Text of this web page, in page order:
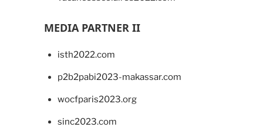
MEDIA PARTNER II
isth2022.com
p2b2pabi2023-makassar.com
wocfparis2023.org
sinc2023.com